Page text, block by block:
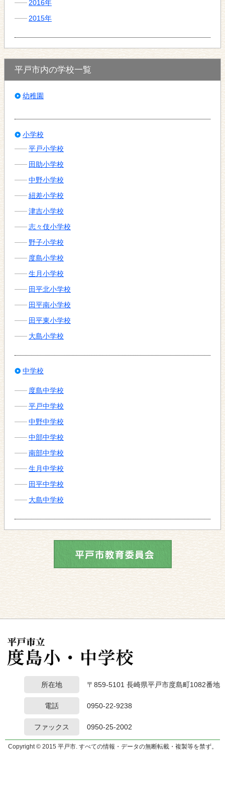
2016年
2015年
平戸市内の学校一覧
幼稚園
小学校
平戸小学校
田助小学校
中野小学校
紐差小学校
津吉小学校
志々伎小学校
野子小学校
度島小学校
生月小学校
田平北小学校
田平南小学校
田平東小学校
大島小学校
中学校
度島中学校
平戸中学校
中野中学校
中部中学校
南部中学校
生月中学校
田平中学校
大島中学校
所在地 〒859-5101 長崎県平戸市度島町1082番地
電話 0950-22-9238
ファックス 0950-25-2002
Copyright © 2015 平戸市. すべての情報・データの無断転載・複製等を禁ず。